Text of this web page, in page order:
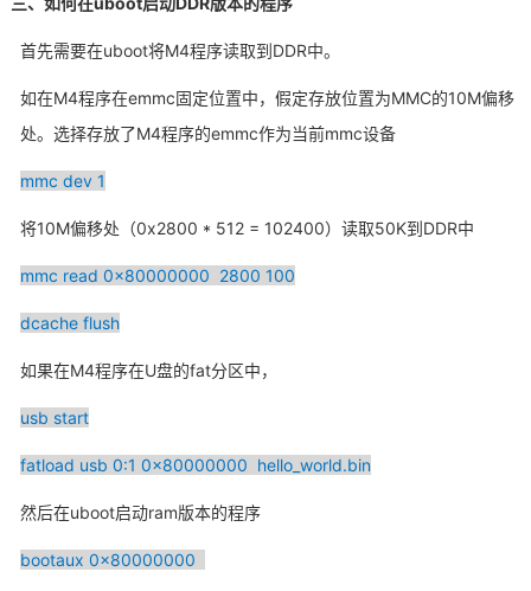
首先需要在uboot将M4程序读取到DDR中。
如在M4程序在emmc固定位置中，假定存放位置为MMC的10M偏移
处。选择存放了M4程序的emmc作为当前mmc设备
mmc dev 1
将10M偏移处（0x2800 * 512 = 102400）读取50K到DDR中
mmc read 0x80000000 2800 100
dcache flush
如果在M4程序在U盘的fat分区中，
usb start
fatload usb 0:1 0x80000000 hello_world.bin
然后在uboot启动ram版本的程序
bootaux 0x80000000